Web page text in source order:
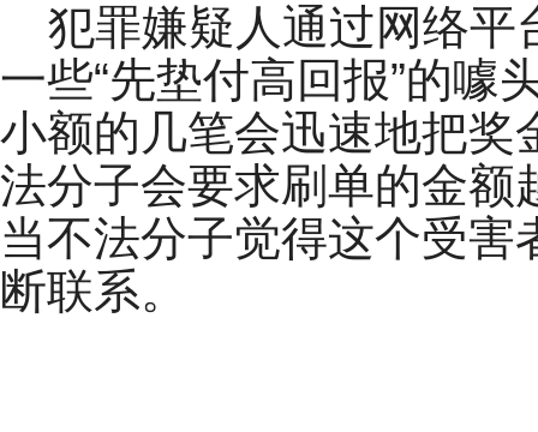
犯罪嫌疑人通过网络平
一些“先垫付高回报”的噱
小额的几笔会迅速地把奖
法分子会要求刷单的金额
当不法分子觉得这个受
断联系。